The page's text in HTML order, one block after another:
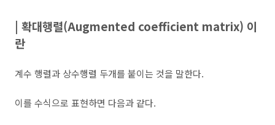
| 확대행렬(Augmented coefficient matrix) 이
란
계수 행렬과 상수행렬 두개를 붙이는 것을 말한다.
이를 수식으로 표현하면 다음과 같다.